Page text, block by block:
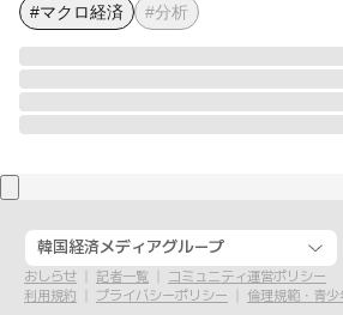
#マクロ経済 #分析
韓国経済メディアグループ
おしらせ 記者一覧
コミュニティ運営ポリシー
利用規約
プライバシーポリシー 倫理規範・青